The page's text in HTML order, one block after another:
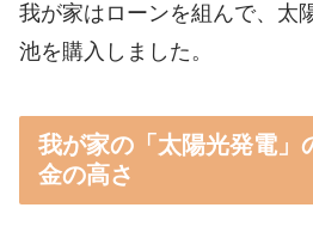
我が家はローンを組んで、太
池を購入しました。
我が家の「太陽光発電」
金の高さ